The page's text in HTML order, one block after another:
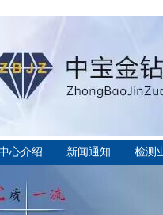
心介绍 新闻通知 检测